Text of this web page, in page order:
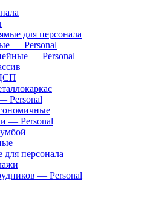
для персонала
— Personal
— Personal
Personal
— Personal
персонала
— Personal